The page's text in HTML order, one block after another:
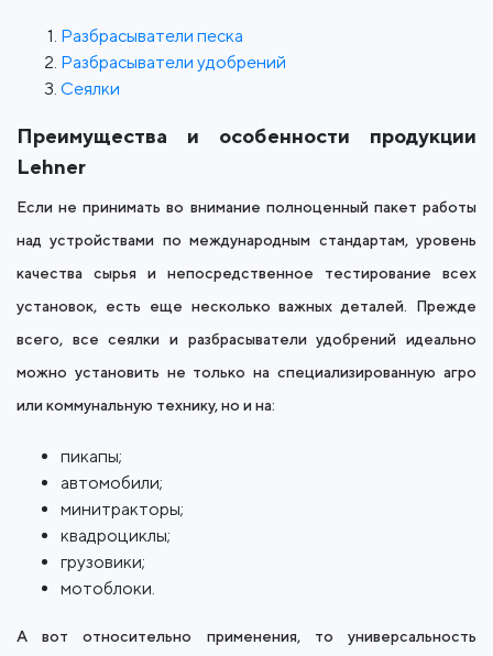
Разбрасыватели песка
Разбрасыватели удобрений
Сеялки
Преимущества и особенности продукции
Lehner
Если не принимать во внимание полноценный пакет работы
над устройствами по международным стандартам, уровень
качества сырья и непосредственное тестирование всех
установок, есть еще несколько важных деталей. Прежде
всего, все сеялки и разбрасыватели удобрений идеально
можно установить не только на специализированную агро
или коммунальную технику, но и на:
пикапы;
автомобили;
минитракторы;
квадроциклы;
грузовики;
мотоблоки.
А вот относительно применения, то универсальность